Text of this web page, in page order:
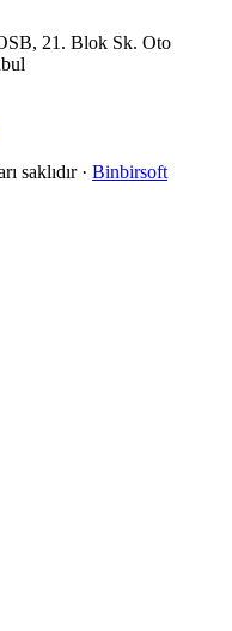
21. Blok Sk. Oto
saklıdır · Binbirsoft